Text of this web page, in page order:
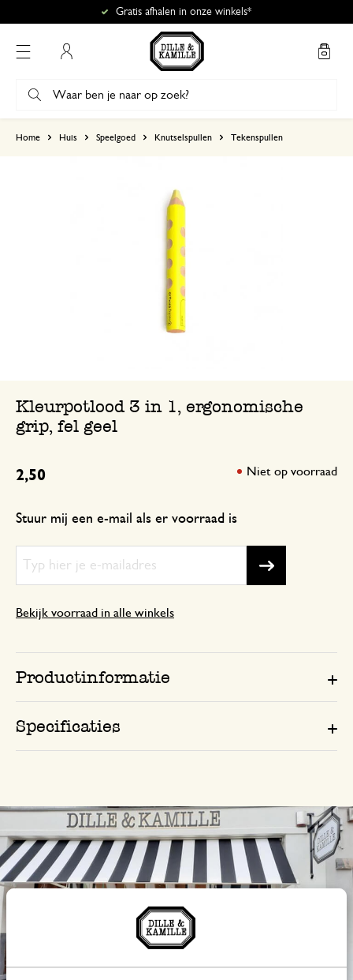
Gratis afhalen in onze winkels*
Home Huis Speelgoed Knutselspullen Tekenspullen
Kleurpotlood 3 in 1, ergonomische
grip, fel geel
2,50
Stuur mij een e-mail als er voorraad is
Niet op voorraad
Bekijk voorraad in alle winkels
Productinformatie
Specificaties